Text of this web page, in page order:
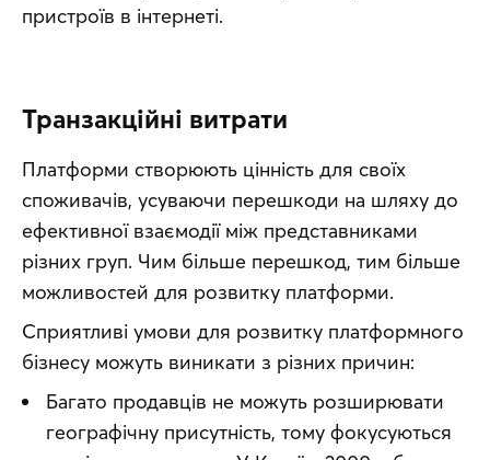
пристроїв в інтернеті.
Транзакційні витрати
Платформи створюють цінність для своїх
споживачів, усуваючи перешкоди на шляху до
ефективної взаємодії між представниками
різних груп. Чим більше перешкод, тим більше
можливостей для розвитку платформи.
Сприятливі умови для розвитку платформного
бізнесу можуть виникати з різних причин:
Багато продавців не можуть розширювати
географічну присутність, тому фокусуються